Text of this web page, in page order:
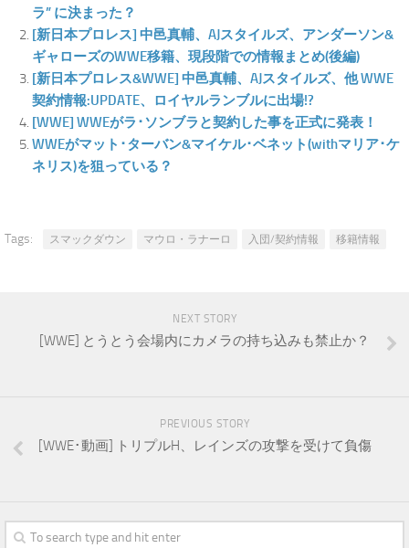
ラ” に決まった？
[新日本プロレス] 中邑真輔、AJスタイルズ、アンダーソン&
ギャローズのWWE移籍、現段階での情報まとめ(後編)
[新日本プロレス&WWE] 中邑真輔、AJスタイルズ、他 WWE
契約情報:UPDATE、ロイヤルランブルに出場!?
[WWE] WWEがラ･ソンブラと契約した事を正式に発表！
WWEがマット･ターバン&マイケル･ベネット(withマリア･ケ
ネリス)を狙っている？
Tags: スマックダウン マウロ・ラナーロ 入団/契約情報 移籍情報
NEXT STORY
[WWE] とうとう会場内にカメラの持ち込みも禁止か？
PREVIOUS STORY
[WWE･動画] トリプルH、レインズの攻撃を受けて負傷